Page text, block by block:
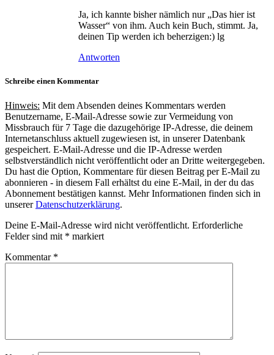
Ja, ich kannte bisher nämlich nur „Das hier ist
Wasser“ von ihm. Auch kein Buch, stimmt. Ja,
deinen Tip werden ich beherzigen:) lg
Antworten
Schreibe einen Kommentar
Hinweis: Mit dem Absenden deines Kommentars werden
Benutzername, E-Mail-Adresse sowie zur Vermeidung von
Missbrauch für 7 Tage die dazugehörige IP-Adresse, die deinem
Internetanschluss aktuell zugewiesen ist, in unserer Datenbank
gespeichert. E-Mail-Adresse und die IP-Adresse werden
selbstverständlich nicht veröffentlicht oder an Dritte weitergegeben.
Du hast die Option, Kommentare für diesen Beitrag per E-Mail zu
abonnieren - in diesem Fall erhältst du eine E-Mail, in der du das
Abonnement bestätigen kannst. Mehr Informationen finden sich in
unsererDatenschutzerklärung.
Deine E-Mail-Adresse wird nicht veröffentlicht. Erforderliche
Felder sind mit * markiert
Kommentar *